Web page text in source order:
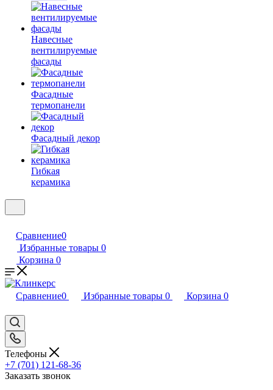
Навесные
вентилируемые
фасады
Фасадные
термопанели
Фасадный декор
Гибкая
керамика
Сравнение0
Избранные товары 0
Корзина 0
Сравнение0 Избранные товары 0 Корзина 0
Телефоны
+7 (701) 121-68-36
Заказать звонок